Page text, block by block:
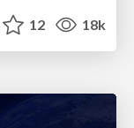
12 18k